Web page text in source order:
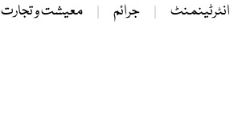
انٹرٹینمنٹ جرائم معیشت و تجارت